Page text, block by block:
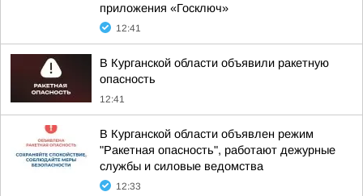
приложения «Госключ»
12:41
В Курганской области объявили ракетную
опасность
12:41
В Курганской области объявлен режим
"Ракетная опасность", работают дежурные
службы и силовые ведомства
12:33